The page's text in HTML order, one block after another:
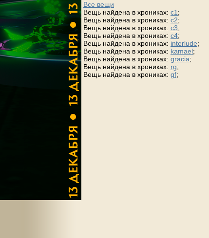
Все вещи
Вещь найдена в хрониках: c1 ;
Вещь найдена в хрониках: c2;
Вещь найдена в хрониках: c3;
Вещь найдена в хрониках: c4;
Вещь найдена в хрониках: interlude;
Вещь найдена в хрониках: kamael;
Вещь найдена в хрониках: gracia;
Вещь найдена в хрониках: rg;
Вещь найдена в хрониках: gf;